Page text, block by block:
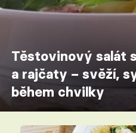
Těstovinový salát
a rajčaty – svěží,
během chvilky